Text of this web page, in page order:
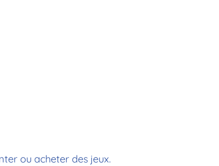
ou acheter des jeux.